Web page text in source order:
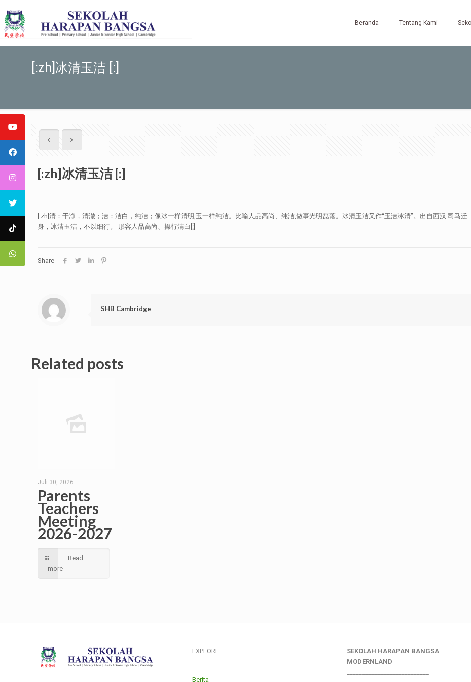
Beranda Tentang Kami
[:zh]冰清玉洁 [:]
[:zh]冰清玉洁 [:]
[:zh]清：干净，清澈；洁：洁白，纯洁；像冰一样清明,玉一样纯洁。比喻人品高尚、纯洁,做事光明磊落。冰清玉洁又作“玉洁冰清”。出自西汉·司马
身，冰清玉洁，不以细行。 形容人品高尚、操行清白[:]
Share
SHB Cambridge
Related posts
Juli 30, 2026
Parents
Teachers
Meeting
2026-2027
Read
more
EXPLORE
Berita
SEKOLAH HARAPAN BANGSA
MODERNLAND